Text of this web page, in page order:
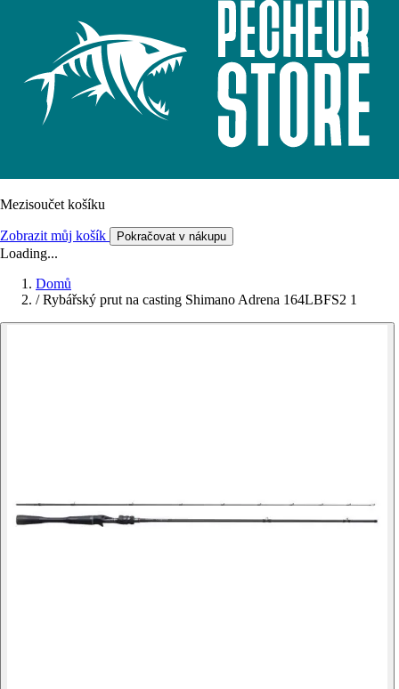
Mezisoučet košíku
Zobrazit můj košík Pokračovat v nákupu
Loading...
Domů
/ Rybářský prut na casting Shimano Adrena 164LBFS2 1